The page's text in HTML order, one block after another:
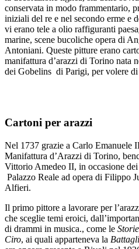
conservata in modo frammentario,
iniziali del re e nel secondo erme e
vi erano tele a olio raffiguranti
marine, scene bucoliche opera di
Antoniani. Queste pitture erano
manifattura d’arazzi di Torino nata
dei Gobelins di Parigi, per volere
Cartoni per arazzi
Nel 1737 grazie a Carlo Emanuele
Manifattura d’Arazzi di Torino,
Vittorio Amedeo II, in occasione
Palazzo Reale ad opera di Filippo
Alfieri.
Il primo pittore a lavorare per
che sceglie temi eroici,
di drammi in musica., come le
Ciro, ai quali apparteneva la